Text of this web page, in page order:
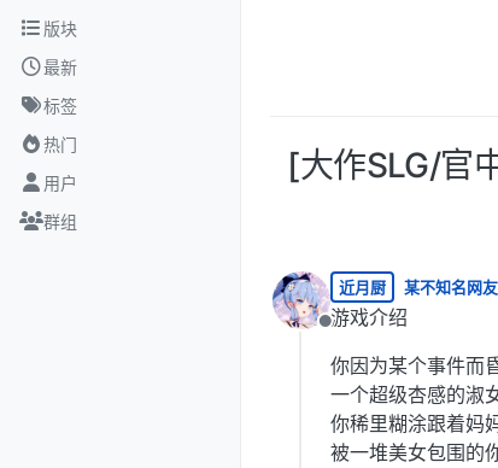
跳转至内容
版块
最新
标签
热门
用户
群组
[大作SLG/官
离线
近月厨 某不知名网友
游戏介绍
你因为某个事件而
一个超级杏感的淑
你稀里糊涂跟着妈
被一堆美女包围的